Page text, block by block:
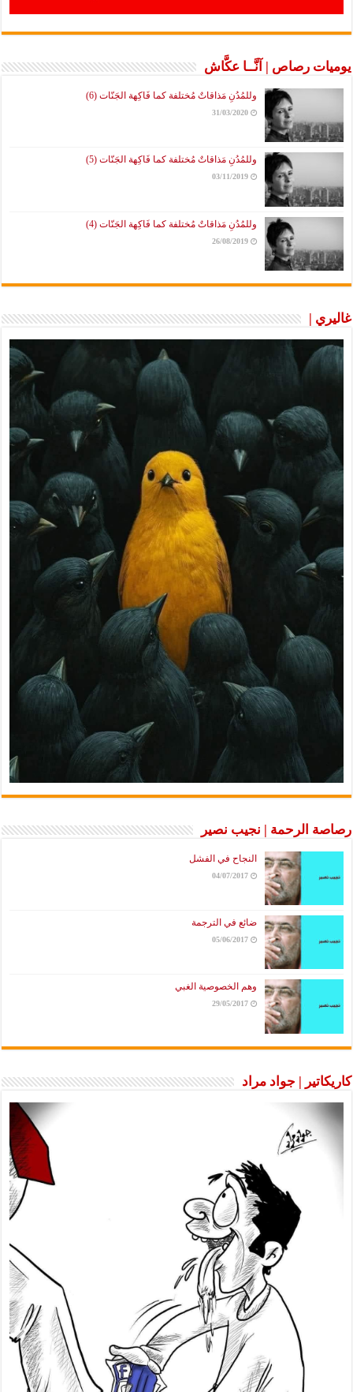
يوميات رصاص | آنَّــا عكَّاش
وللمُدُنِ مَذاقاتٌ مُختلفة كما فَاكِهة الجَنّات (6)
31/03/2020
وللمُدُنِ مَذاقاتٌ مُختلفة كما فَاكِهة الجَنّات (5)
03/11/2019
وللمُدُنِ مَذاقاتٌ مُختلفة كما فَاكِهة الجَنّات (4)
26/08/2019
غاليري |
رصاصة الرحمة | نجيب نصير
النجاح في الفشل
04/07/2017
ضائع في الترجمة
05/06/2017
وهم الخصوصية الغبي
29/05/2017
كاريكاتير | جواد مراد